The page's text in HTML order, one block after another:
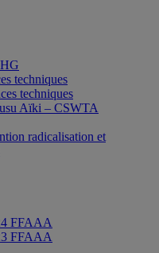
techniques
techniques
Aïki – CSWTA
radicalisation et
FFAAA
FFAAA